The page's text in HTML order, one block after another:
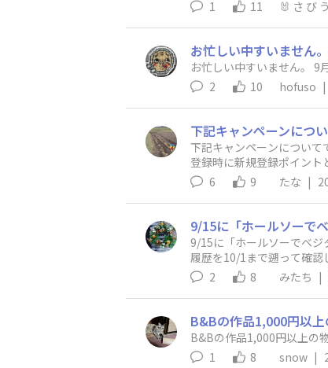
1 11 🐰 さ び
お忙しい中すいません
お忙しい中すいません。 9
2
10 hofuso |
下記キャンペーンについてです。 ⬇️ 【概要】 ① 新規登録で1,500DIYポイント！ 2023年7月1日(土)～7月31日(
登録時に新規登録ポイントとして
期間中に新規登録いただい
さった方には、プラス1,500DIYポイントを付与させて
ただいている方は対象外です。
作品投稿したのですが、②
6 9 たな |
9/15に「ホールソーでベジ
履歴を10/1まで遡って確認
願いしたく投稿させて頂き
2 8 みたち |
1
8 snow |